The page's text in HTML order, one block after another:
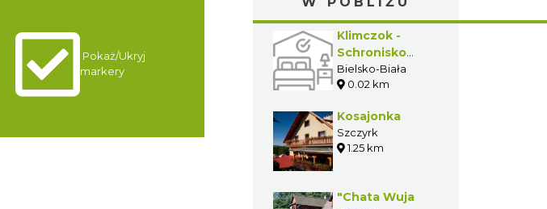
Pokaż/Ukryj
markery
ZAKWATEROWANIE
Klimczok -
Schronisko